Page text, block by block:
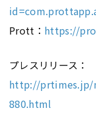
Prott： https://
プレスリリース：
http://prtimes.jp/
880.html